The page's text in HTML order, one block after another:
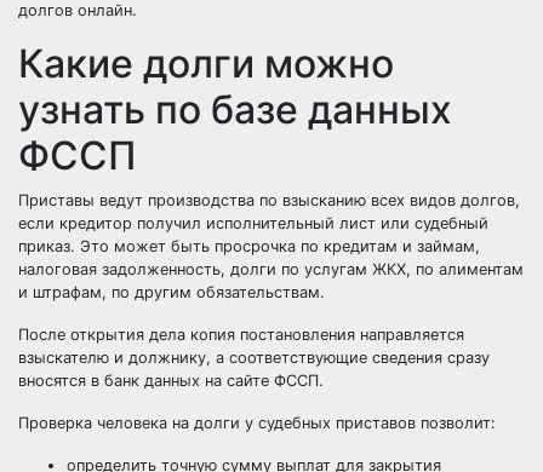
долгов онлайн.
Какие долги можно
узнать по базе данных
ФССП
Приставы ведут производства по взысканию всех видов долгов,
если кредитор получил исполнительный лист или судебный
приказ. Это может быть просрочка по кредитам и займам,
налоговая задолженность, долги по услугам ЖКХ, по алиментам
и штрафам, по другим обязательствам.
После открытия дела копия постановления направляется
взыскателю и должнику, а соответствующие сведения сразу
вносятся в банк данных на сайте ФССП.
Проверка человека на долги у судебных приставов позволит:
определить точную сумму выплат для закрытия